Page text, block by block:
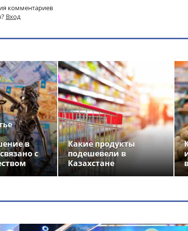
комментариев
Вход
в
с
Какие продукты
подешевели в
Казахстане